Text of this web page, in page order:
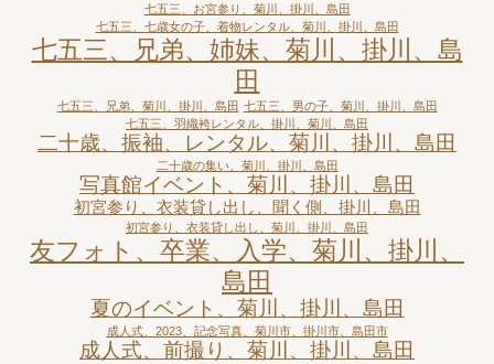
七五三、お宮参り、菊川、掛川、島田
七五三、七歳女の子、着物レンタル、菊川、掛川、島田
七五三、兄弟、姉妹、菊川、掛川、島
田
七五三、兄弟、菊川、掛川、島田 七五三、男の子、菊川、掛川、島田
七五三、羽織袴レンタル、掛川、菊川、島田
二十歳、振袖、レンタル、菊川、掛川、島田
二十歳の集い、菊川、掛川、島田
写真館イベント、菊川、掛川、島田
初宮参り、衣装貸し出し、聞く側、掛川、島田
初宮参り、衣装貸し出し、菊川、掛川、島田
友フォト、卒業、入学、菊川、掛川、
島田
夏のイベント、菊川、掛川、島田
成人式、2023、記念写真、菊川市、掛川市、島田市
成人式、前撮り、菊川、掛川、島田